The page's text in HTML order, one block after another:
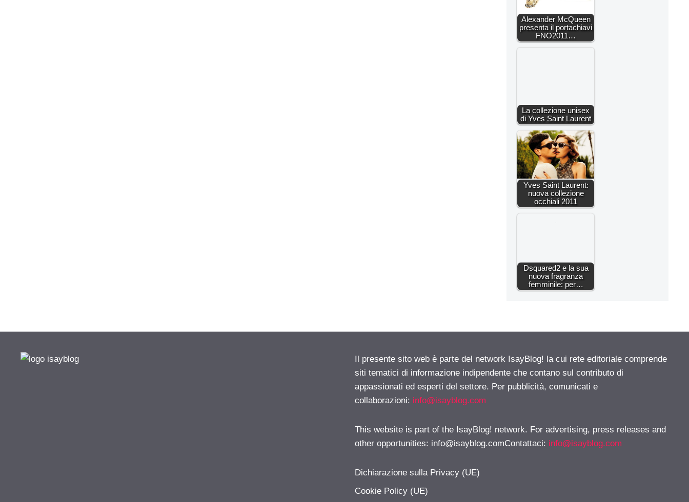
Alexander McQueen
presenta il portachiavi
FNO2011…
La collezione unisex
di Yves Saint Laurent
Yves Saint Laurent:
nuova collezione
occhiali 2011
Dsquared2 e la sua
nuova fragranza
femminile: per…
Il presente sito web è parte del network IsayBlog! la cui rete editoriale comprende
siti tematici di informazione indipendente che contano sul contributo di
appassionati ed esperti del settore. Per pubblicità, comunicati e
collaborazioni: info@isayblog.com
This website is part of the IsayBlog! network. For advertising, press releases and
other opportunities: info@isayblog.comContattaci: info@isayblog.com
Dichiarazione sulla Privacy (UE)
Cookie Policy (UE)